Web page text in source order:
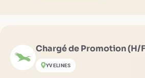
Chargé de Promotion (H/
YVELINES